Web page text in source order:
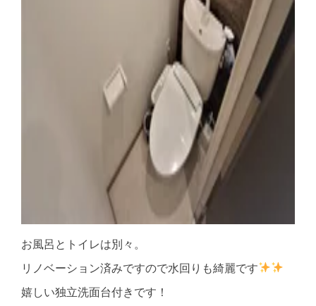
お風呂とトイレは別々。
リノベーション済みですので水回りも綺麗です
嬉しい独立洗面台付きです！